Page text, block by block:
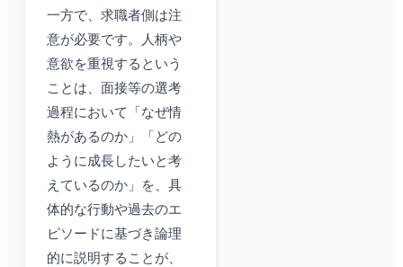
一方で、求職者側は注
意が必要です。人柄や
意欲を重視するという
ことは、面接等の選考
過程において「なぜ情
熱があるのか」「どの
ように成長したいと考
えているのか」を、具
体的な行動や過去のエ
ピソードに基づき論理
的に説明することが、